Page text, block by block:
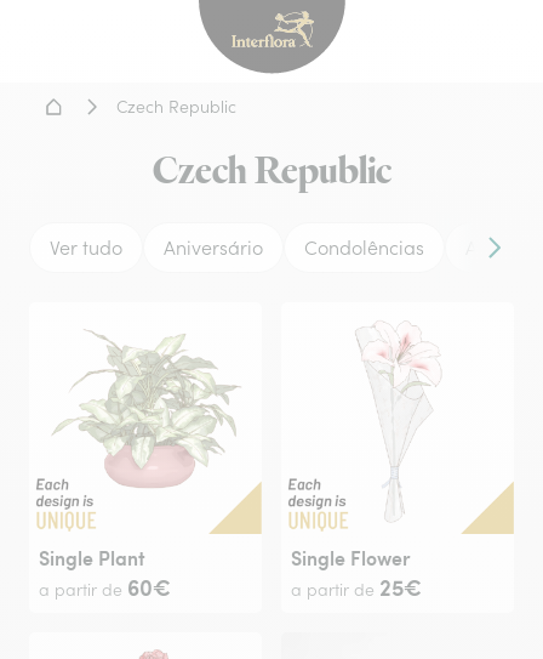
Interflora - entrega de
Home
Czech Republic
Czech Republic
Ver tudo Aniversário Condolências Amor
Single Plant
a partir de 60€
Single Flower
a partir de 25€